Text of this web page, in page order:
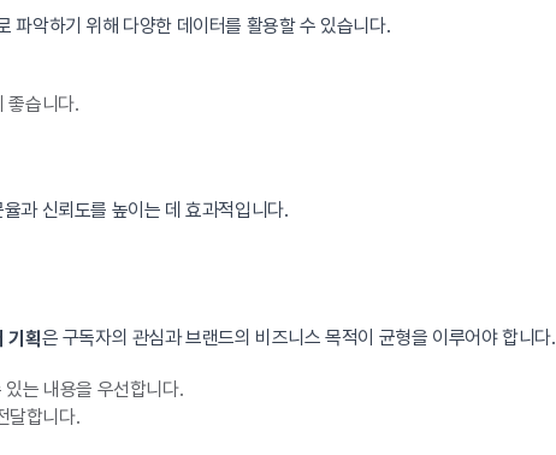
파악하기 위해 다양한 데이터를 활용할 수 있습니다.
좋습니다.
과 신뢰도를 높이는 데 효과적입니다.
기획은 구독자의 관심과 브랜드의 비즈니스 목적이 균형을 이루어야 합니다.
는 내용을 우선합니다.
달합니다.